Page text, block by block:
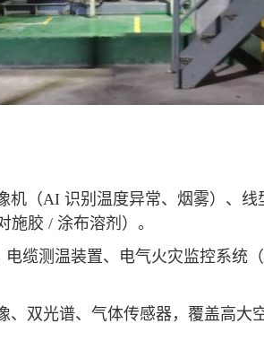
（AI 识别温度异常、烟雾）、线
胶 / 涂布溶剂）。
缆测温装置、电气火灾监控系统
双光谱、气体传感器，覆盖高大